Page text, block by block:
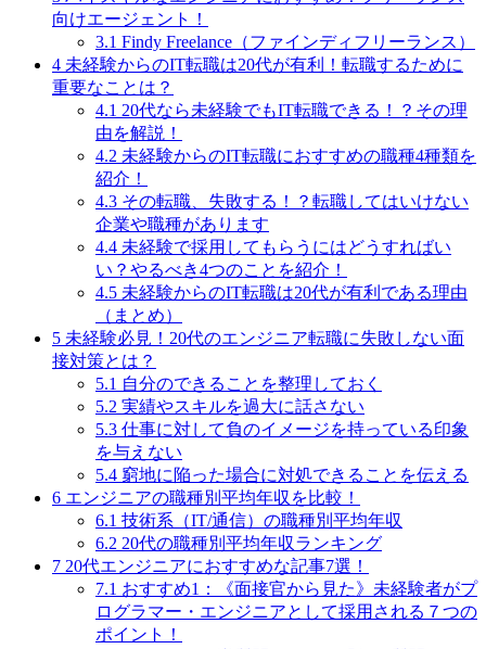
向けエージェント！
3.1 Findy Freelance（ファインディフリーランス）
4 未経験からのIT転職は20代が有利！転職するために
重要なことは？
4.1 20代なら未経験でもIT転職できる！？その理
由を解説！
4.2 未経験からのIT転職におすすめの職種4種類を
紹介！
4.3 その転職、失敗する！？転職してはいけない
企業や職種があります
4.4 未経験で採用してもらうにはどうすればい
い？やるべき4つのことを紹介！
4.5 未経験からのIT転職は20代が有利である理由
（まとめ）
5 未経験必見！20代のエンジニア転職に失敗しない面
接対策とは？
5.1 自分のできることを整理しておく
5.2 実績やスキルを過大に話さない
5.3 仕事に対して負のイメージを持っている印象
を与えない
5.4 窮地に陥った場合に対処できることを伝える
6 エンジニアの職種別平均年収を比較！
6.1 技術系（IT/通信）の職種別平均年収
6.2 20代の職種別平均年収ランキング
7 20代エンジニアにおすすめな記事7選！
7.1 おすすめ1：《面接官から見た》未経験者がプ
ログラマー・エンジニアとして採用される７つの
ポイント！